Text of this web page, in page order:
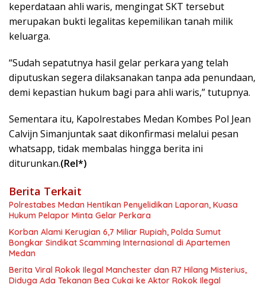
keperdataan ahli waris, mengingat SKT tersebut
merupakan bukti legalitas kepemilikan tanah milik
keluarga.
“Sudah sepatutnya hasil gelar perkara yang telah
diputuskan segera dilaksanakan tanpa ada penundaan,
demi kepastian hukum bagi para ahli waris,” tutupnya.
Sementara itu, Kapolrestabes Medan Kombes Pol Jean
Calvijn Simanjuntak saat dikonfirmasi melalui pesan
whatsapp, tidak membalas hingga berita ini
diturunkan.(Rel*)
Berita Terkait
Polrestabes Medan Hentikan Penyelidikan Laporan, Kuasa
Hukum Pelapor Minta Gelar Perkara
Korban Alami Kerugian 6,7 Miliar Rupiah, Polda Sumut
Bongkar Sindikat Scamming Internasional di Apartemen
Medan
Berita Viral Rokok Ilegal Manchester dan R7 Hilang Misterius,
Diduga Ada Tekanan Bea Cukai ke Aktor Rokok Ilegal